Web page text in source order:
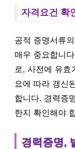
자격요건 확
공적 증명서류
매우 중요합니
로, 사전에 유효
요에 따라 갱신
합니다. 경력증
한지 확인해야
경력증명,